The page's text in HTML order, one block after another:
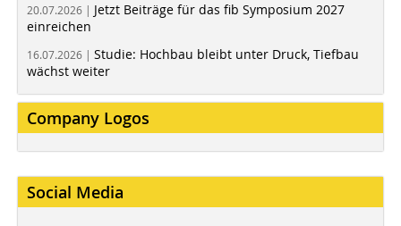
20.07.2026 | Jetzt Beiträge für das fib Symposium 2027
einreichen
16.07.2026 | Studie: Hochbau bleibt unter Druck, Tiefbau
wächst weiter
Company Logos
Social Media